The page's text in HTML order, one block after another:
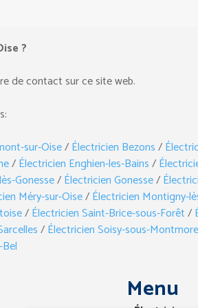
?
de contact sur ce site web.
sur-Oise/Électricien Bezons/
/Électricien Enghien-les-Bains/
Gonesse/Électricien Gonesse/
Méry-sur-Oise/Électricien Montigny-
/Électricien Saint-Brice-sous-Forêt/
/Électricien Soisy-sous-
Menu